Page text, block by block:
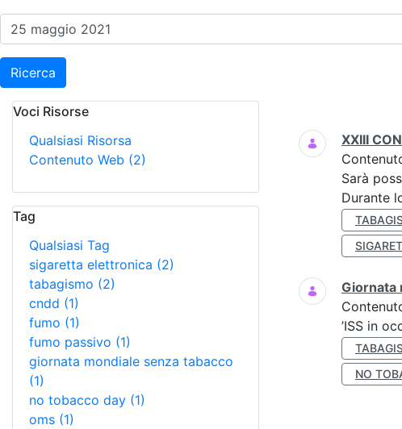
Ricerca
Voci Risorse
Qualsiasi Risorsa
Contenuto Web (2)
Tag
Qualsiasi Tag
sigaretta elettronica (2)
tabagismo (2)
cndd (1)
fumo (1)
fumo passivo (1)
giornata mondiale senza tabacco
(1)
no tobacco day (1)
oms (1)
Ricerca
XXIII
Sarà
Durante
Giornata
’ISS in
NO